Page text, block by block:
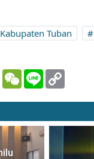
Kabupaten Tuban
SkypeWeChatLine